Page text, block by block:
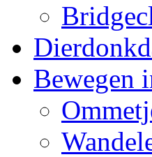
Bewegen